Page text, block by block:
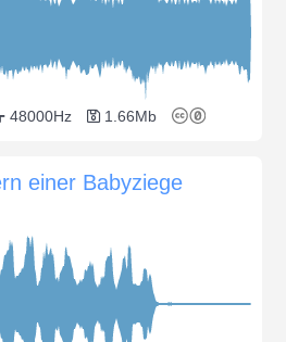
48000Hz 1.66Mb
einer Babyziege